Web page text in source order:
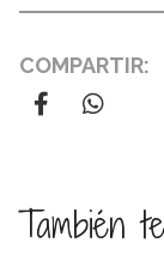
COMPARTIR:
También